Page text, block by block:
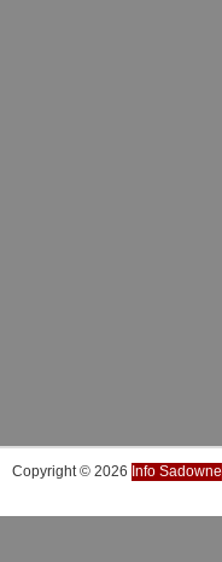
Copyright © 2026 Info Sadowne